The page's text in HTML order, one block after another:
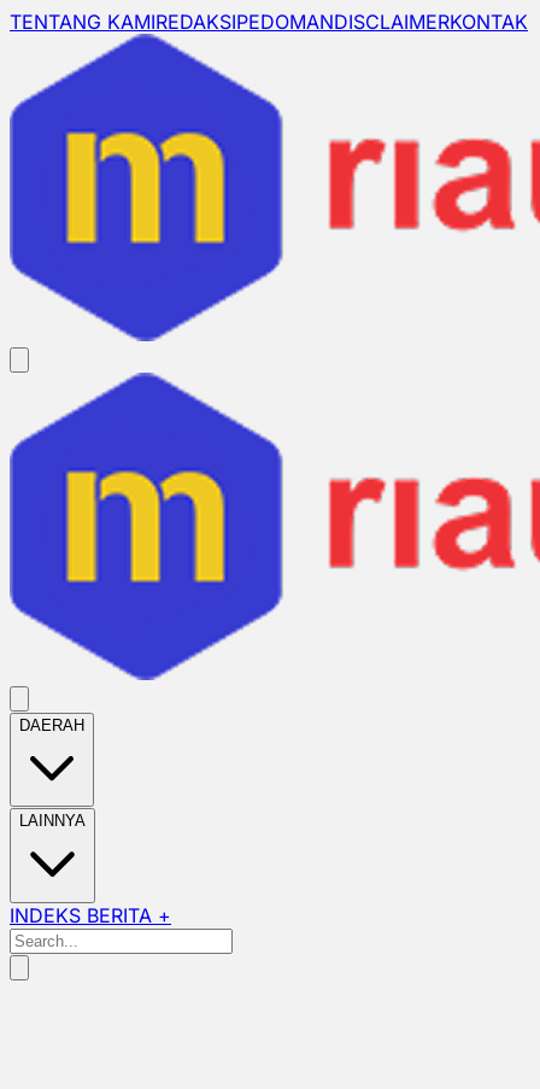
TENTANG KAMIREDAKSIPEDOMANDISCLAIMERKONTAK
DAERAH
LAINNYA
INDEKS BERITA +